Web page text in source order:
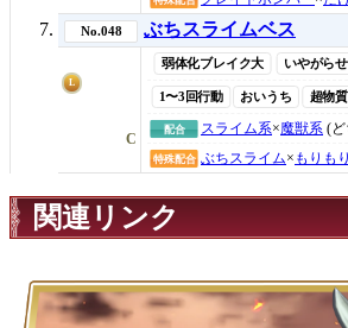
No.048 ぶちスライムベス
L
C
弱体化ブレイク大 いやがらせ
1〜3回行動 おいうち 超物
配合 スライム系×魔獣系 (
特殊配合 ぶちスライム× もりも
関連リンク